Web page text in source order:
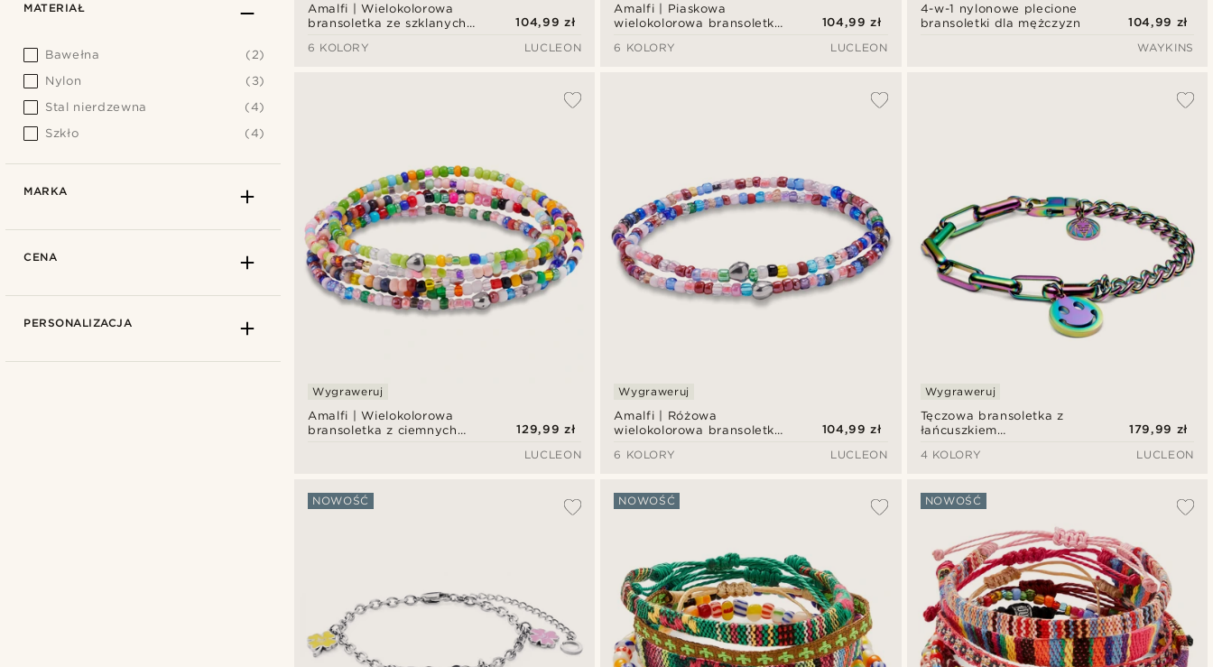
Amalfi | Wielokolorowa
bransoletka ze szklanych
kolorach
104,99 zł
6 KOLORY
LUCLEON
Amalfi | Piaskowa
wielokolorowa bransoletka
koralików
104,99 zł
6 KOLORY
LUCLEON
4-w-1 nylonowe plecione
bransoletki dla mężczyzn
104,99 zł
WAYKINS
Amalfi | Wielokolorowa
bransoletka z ciemnych
Wygraweruj
129,99 zł
LUCLEON
Amalfi | Różowa
wielokolorowa bransoletka
Wygraweruj
104,99 zł
6 KOLORY
LUCLEON
Tęczowa bransoletka z
łańcuszkiem
kablowym z zawieszką z
Wygraweruj
179,99 zł
4 KOLORY
LUCLEON
NOWOŚĆ NOWOŚĆ NOWOŚĆ
MATERIAŁ
Bawełna
(2)
Nylon
(3)
Stal nierdzewna
(4)
Szkło
(4)
MARKA
CENA
PERSONALIZACJA